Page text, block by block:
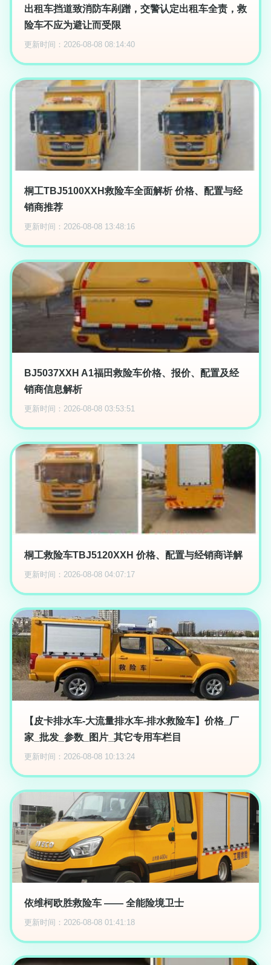
出租车挡道致消防车剐蹭，交警认定出租车全责，救
险车不应为避让而受限
更新时间：2026-08-08 08:14:40
桐工TBJ5100XXH救险车全面解析 价格、配置与经
销商推荐
更新时间：2026-08-08 13:48:16
BJ5037XXH A1福田救险车价格、报价、配置及经
销商信息解析
更新时间：2026-08-08 03:53:51
桐工救险车TBJ5120XXH 价格、配置与经销商详解
更新时间：2026-08-08 04:07:17
【皮卡排水车-大流量排水车-排水救险车】价格_厂
家_批发_参数_图片_其它专用车栏目
更新时间：2026-08-08 10:13:24
依维柯欧胜救险车 —— 全能险境卫士
更新时间：2026-08-08 01:41:18